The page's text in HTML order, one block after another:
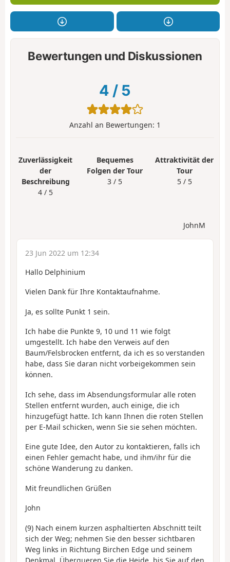
Bewertungen und Diskussionen
4 / 5
Anzahl an Bewertungen: 1
Zuverlässigkeit
der
Beschreibung
4 / 5
Bequemes
Folgen der Tour
3 / 5
Attraktivität der
Tour
5 / 5
JohnM
23 Jun 2022 um 12:34
Hallo Delphinium
Vielen Dank für Ihre Kontaktaufnahme.
Ja, es sollte Punkt 1 sein.
Ich habe die Punkte 9, 10 und 11 wie folgt
umgestellt. Ich habe den Verweis auf den
Baum/Felsbrocken entfernt, da ich es so verstanden
habe, dass Sie daran nicht vorbeigekommen sein
können.
Ich sehe, dass im Absendungsformular alle roten
Stellen entfernt wurden, auch einige, die ich
hinzugefügt hatte. Ich kann Ihnen die roten Stellen
per E-Mail schicken, wenn Sie sie sehen möchten.
Eine gute Idee, den Autor zu kontaktieren, falls ich
einen Fehler gemacht habe, und ihm/ihr für die
schöne Wanderung zu danken.
Mit freundlichen Grüßen
John
(9) Nach einem kurzen asphaltierten Abschnitt teilt
sich der Weg; nehmen Sie den besser sichtbaren
Weg links in Richtung Birchen Edge und seinem
Denkmal. Überqueren Sie die Heide, bis Sie auf den